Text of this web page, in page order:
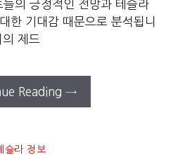
의 긍정적인 전망과 테슬라
한 기대감 때문으로 분석됩니
제드
Reading →
슬라 정보